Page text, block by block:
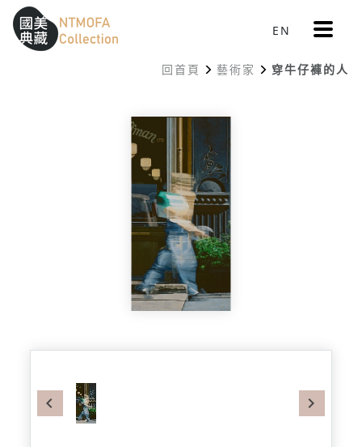
跳到中間主要內容區
網站導覽
::: EN 更
多
單
回首頁 藝術家 穿牛仔褲的人
Previous